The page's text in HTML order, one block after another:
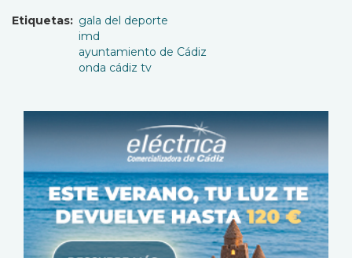
Etiquetas
gala del deporte
imd
ayuntamiento de Cádiz
onda cádiz tv